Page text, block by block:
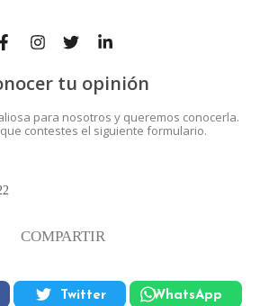
tu opinión
para nosotros y queremos conocerla.
contestes el siguiente formulario.
COMPARTIR
Twitter WhatsApp